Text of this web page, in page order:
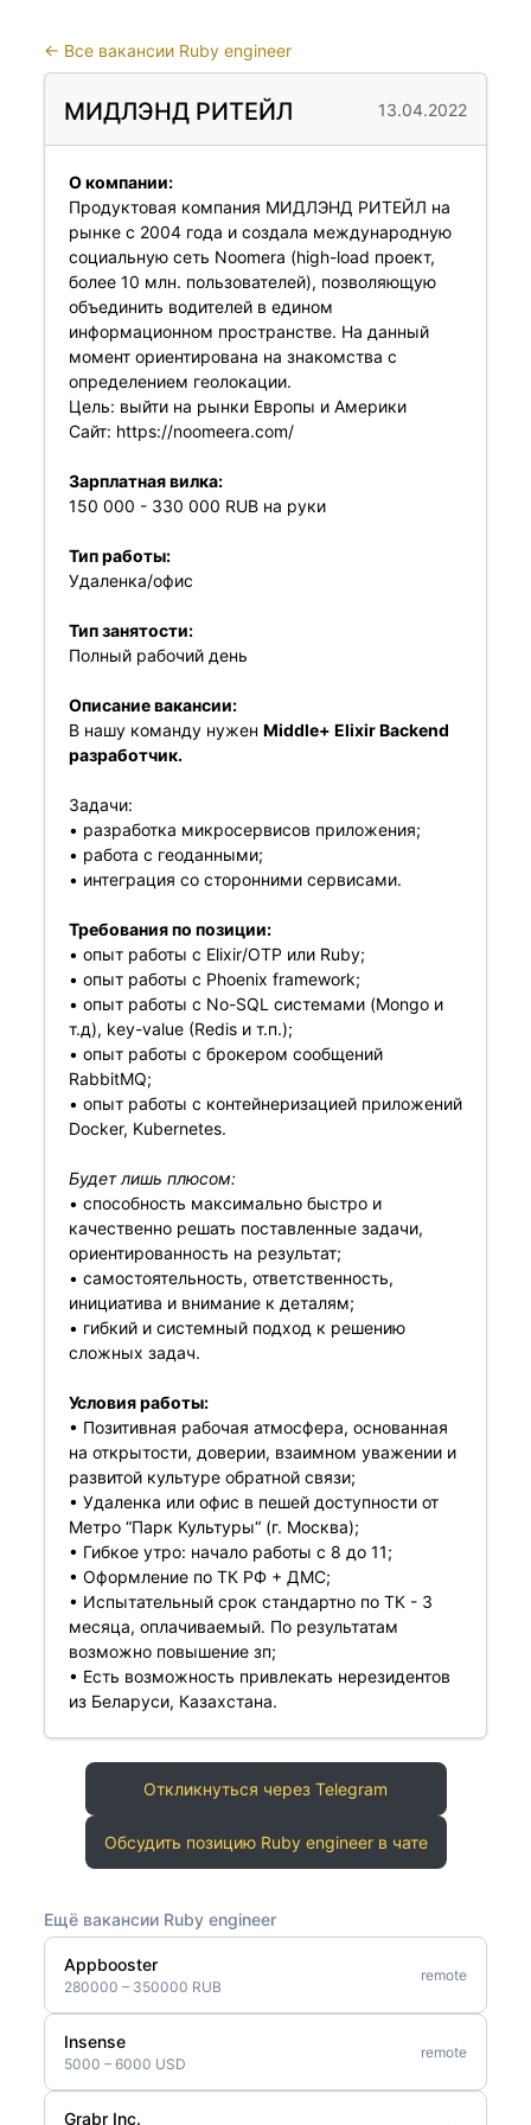
← Все вакансии Ruby engineer
МИДЛЭНД РИТЕЙЛ 13.04.2022
О компании:
Продуктовая компания МИДЛЭНД РИТЕЙЛ на
рынке с 2004 года и создала международную
социальную сеть Noomera (high-load проект,
более 10 млн. пользователей), позволяющую
объединить водителей в едином
информационном пространстве. На данный
момент ориентирована на знакомства с
определением геолокации.
Цель: выйти на рынки Европы и Америки
Сайт: https://noomeera.com/
Зарплатная вилка:
150 000 - 330 000 RUB на руки
Тип работы:
Удаленка/офис
Тип занятости:
Полный рабочий день
Описание вакансии:
В нашу команду нужен Middle+ Elixir Backend
разработчик.
Задачи:
• разработка микросервисов приложения;
• работа с геоданными;
• интеграция со сторонними сервисами.
Требования по позиции:
• опыт работы с Elixir/OTP или Ruby;
• опыт работы с Phoenix framework;
• опыт работы с No-SQL системами (Mongo и
т.д), key-value (Redis и т.п.);
• опыт работы с брокером сообщений
RabbitMQ;
• опыт работы с контейнеризацией приложений
Docker, Kubernetes.
Будет лишь плюсом:
• способность максимально быстро и
качественно решать поставленные задачи,
ориентированность на результат;
• самостоятельность, ответственность,
инициатива и внимание к деталям;
• гибкий и системный подход к решению
сложных задач.
Условия работы:
• Позитивная рабочая атмосфера, основанная
на открытости, доверии, взаимном уважении и
развитой культуре обратной связи;
• Удаленка или офис в пешей доступности от
Метро “Парк Культуры“ (г. Москва);
• Гибкое утро: начало работы с 8 до 11;
• Оформление по ТК РФ + ДМС;
• Испытательный срок стандартно по ТК - 3
месяца, оплачиваемый. По результатам
возможно повышение зп;
• Есть возможность привлекать нерезидентов
из Беларуси, Казахстана.
Откликнуться через Telegram
Обсудить позицию Ruby engineer в чате
Ещё вакансии Ruby engineer
Appbooster
280000 – 350000 RUB
remote
Insense
5000 – 6000 USD
remote
Grabr Inc.